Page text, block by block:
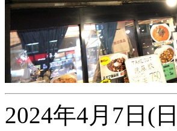
2024年4月7日(